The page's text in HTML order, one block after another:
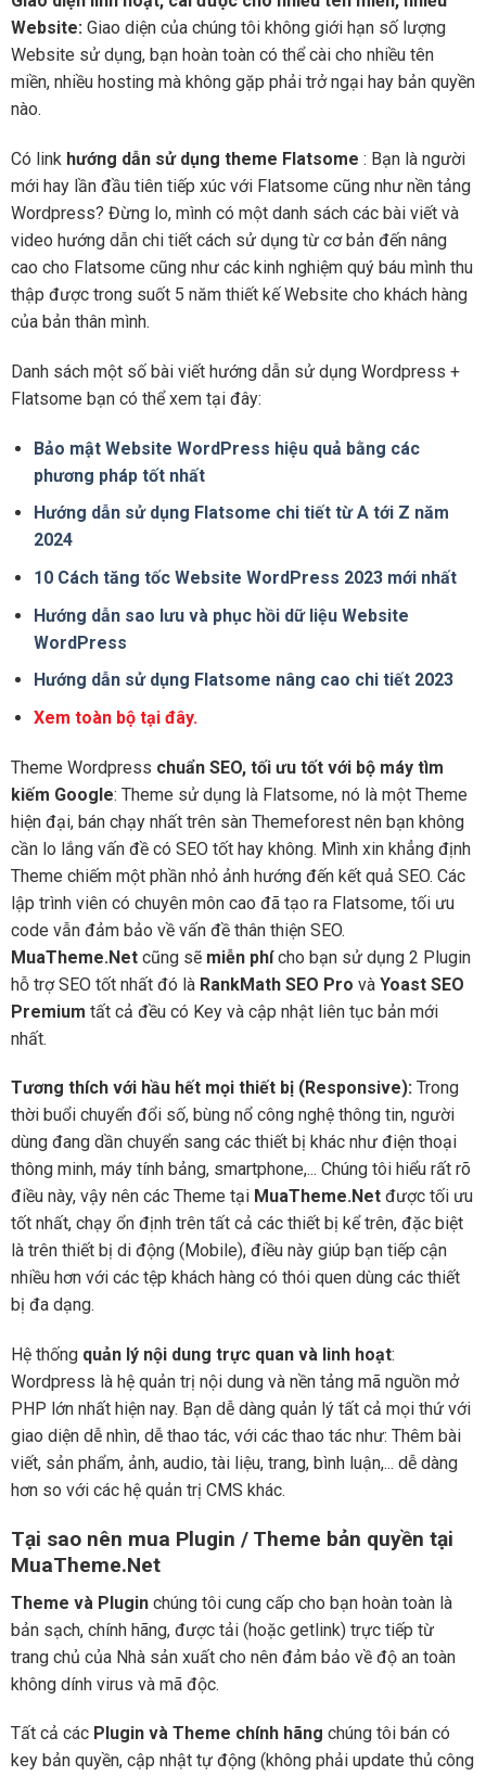
Website: Giao diện của chúng tôi không giới hạn số lượng
Website sử dụng, bạn hoàn toàn có thể cài cho nhiều tên
miền, nhiều hosting mà không gặp phải trở ngại hay bản quyền
nào.
Có link hướng dẫn sử dụng theme Flatsome : Bạn là người
mới hay lần đầu tiên tiếp xúc với Flatsome cũng như nền tảng
Wordpress? Đừng lo, mình có một danh sách các bài viết và
video hướng dẫn chi tiết cách sử dụng từ cơ bản đến nâng
cao cho Flatsome cũng như các kinh nghiệm quý báu mình thu
thập được trong suốt 5 năm thiết kế Website cho khách hàng
của bản thân mình.
Danh sách một số bài viết hướng dẫn sử dụng Wordpress +
Flatsome bạn có thể xem tại đây:
Bảo mật Website WordPress hiệu quả bằng các
phương pháp tốt nhất
Hướng dẫn sử dụng Flatsome chi tiết từ A tới Z năm
2024
10 Cách tăng tốc Website WordPress 2023 mới nhất
Hướng dẫn sao lưu và phục hồi dữ liệu Website
WordPress
Hướng dẫn sử dụng Flatsome nâng cao chi tiết 2023
Xem toàn bộ tại đây.
Theme Wordpress chuẩn SEO, tối ưu tốt với bộ máy tìm
kiếm Google: Theme sử dụng là Flatsome, nó là một Theme
hiện đại, bán chạy nhất trên sàn Themeforest nên bạn không
cần lo lắng vấn đề có SEO tốt hay không. Mình xin khẳng định
Theme chiếm một phần nhỏ ảnh hướng đến kết quả SEO. Các
lập trình viên có chuyên môn cao đã tạo ra Flatsome, tối ưu
code vẫn đảm bảo về vấn đề thân thiện SEO.
MuaTheme.Net cũng sẽ miễn phícho bạn sử dụng 2 Plugin
hỗ trợ SEO tốt nhất đó là RankMath SEO Pro và Yoast SEO
Premium tất cả đều có Key và cập nhật liên tục bản mới
nhất.
Tương thích với hầu hết mọi thiết bị (Responsive): Trong
thời buổi chuyển đổi số, bùng nổ công nghệ thông tin, người
dùng đang dần chuyển sang các thiết bị khác như điện thoại
thông minh, máy tính bảng, smartphone,... Chúng tôi hiểu rất rõ
điều này, vậy nên các Theme tại MuaTheme.Net được tối ưu
tốt nhất, chạy ổn định trên tất cả các thiết bị kể trên, đặc biệt
là trên thiết bị di động (Mobile), điều này giúp bạn tiếp cận
nhiều hơn với các tệp khách hàng có thói quen dùng các thiết
bị đa dạng.
Hệ thống quản lý nội dung trực quan và linh hoạt:
Wordpress là hệ quản trị nội dung và nền tảng mã nguồn mở
PHP lớn nhất hiện nay. Bạn dễ dàng quản lý tất cả mọi thứ với
giao diện dễ nhìn, dễ thao tác, với các thao tác như: Thêm bài
viết, sản phẩm, ảnh, audio, tài liệu, trang, bình luận,... dễ dàng
hơn so với các hệ quản trị CMS khác.
Tại sao nên mua Plugin / Theme bản quyền tại
MuaTheme.Net
Theme và Plugin chúng tôi cung cấp cho bạn hoàn toàn là
bản sạch, chính hãng, được tải (hoặc getlink) trực tiếp từ
trang chủ của Nhà sản xuất cho nên đảm bảo về độ an toàn
không dính virus và mã độc.
Tất cả các Plugin và Theme chính hãng chúng tôi bán có
key bản quyền, cập nhật tự động (không phải update thủ công